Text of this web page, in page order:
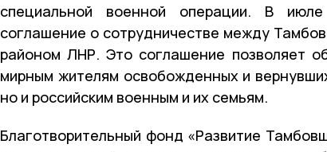
специальной военной операции. В
соглашение о сотрудничестве между
районом ЛНР. Это соглашение позволяет
мирным жителям освобожденных и
но и российским военным и их семьям.
Благотворительный фонд «Развитие